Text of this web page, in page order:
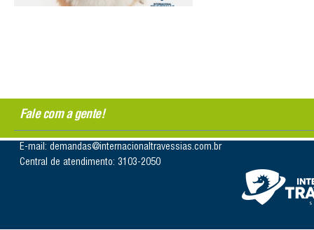
Fale com a gente!
E-mail: demandas@internacionaltravessias.com.br
Central de atendimento: 3103-2050